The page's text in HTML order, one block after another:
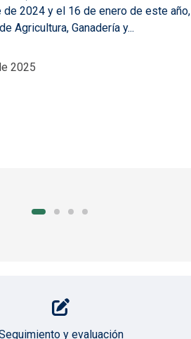
de 2024 y el 16 de enero de este año,
Agricultura, Ganadería y...
2025
y evaluación